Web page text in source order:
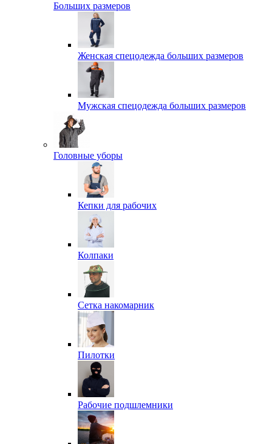
Больших размеров
Женская спецодежда больших размеров
Мужская спецодежда больших размеров
Головные уборы
Кепки для рабочих
Колпаки
Сетка накомарник
Пилотки
Рабочие подшлемники